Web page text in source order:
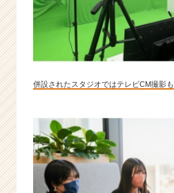
併設されたスタジオではテレビCM撮影も